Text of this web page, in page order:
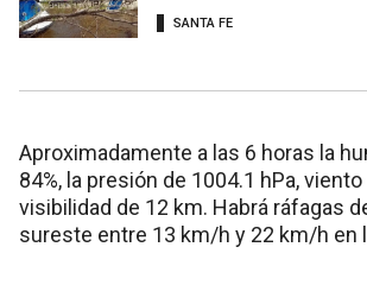
SANTA FE
Aproximadamente a las 6 horas la
84%, la presión de 1004.1 hPa,
visibilidad de 12 km. Habrá ráfagas
sureste entre 13 km/h y 22 km/h en